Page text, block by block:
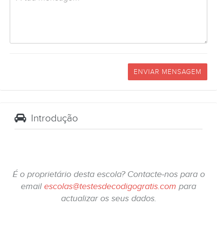
ENVIAR MENSAGEM
Introdução
É o proprietário desta escola? Contacte-nos para o
emailescolas@testesdecodigogratis.com para
actualizar os seus dados.